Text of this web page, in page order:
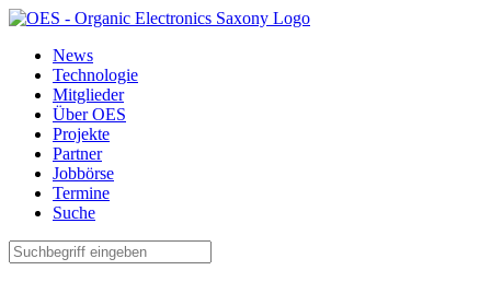
News
Technologie
Mitglieder
Über OES
Projekte
Partner
Jobbörse
Termine
Suche